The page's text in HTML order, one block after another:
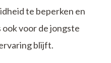
te beperken en
voor de jongste
blijft.